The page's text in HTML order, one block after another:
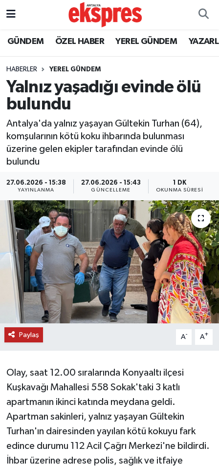
GÜNDEM ÖZEL HABER YEREL GÜNDEM
HABERLER YEREL GÜNDEM
Yalnız yaşadığı evinde ölü
bulundu
Antalya'da yalnız yaşayan Gültekin Turhan (64),
komşularının kötü koku ihbarında bulunması
üzerine gelen ekipler tarafından evinde ölü
bulundu
27.06.2026 - 15:38
YAYINLANMA
27.06.2026 - 15:43
GÜNCELLEME
1 DK
OKUNMA SÜRESI
Paylaş A- A+
Olay, saat 12.00 sıralarında Konyaaltı ilçesi
Kuşkavağı Mahallesi 558 Sokak'taki 3 katlı
apartmanın ikinci katında meydana geldi.
Apartman sakinleri, yalnız yaşayan Gültekin
Turhan'ın dairesinden yayılan kötü kokuyu fark
edince durumu 112 Acil Çağrı Merkezi'ne bildirdi.
İhbar üzerine adrese polis, sağlık ve itfaiye
ÖZEL HABER
YEREL GÜNDEM
EKONOMİ
KÜLTÜR - SANAT
SPOR
SİYASET
SAĞLIK
DÜNYA
EĞİTİM
TURİZM
RÖPORTAJ
VİDEO HABERLER
RESMİ İLAN
Nöbetçi Eczaneler
Trafik Durumu
Süper Lig Puan Durumu ve Fikstür
Tüm Manşetler
Son Dakika Haberleri
Haber Arşivi